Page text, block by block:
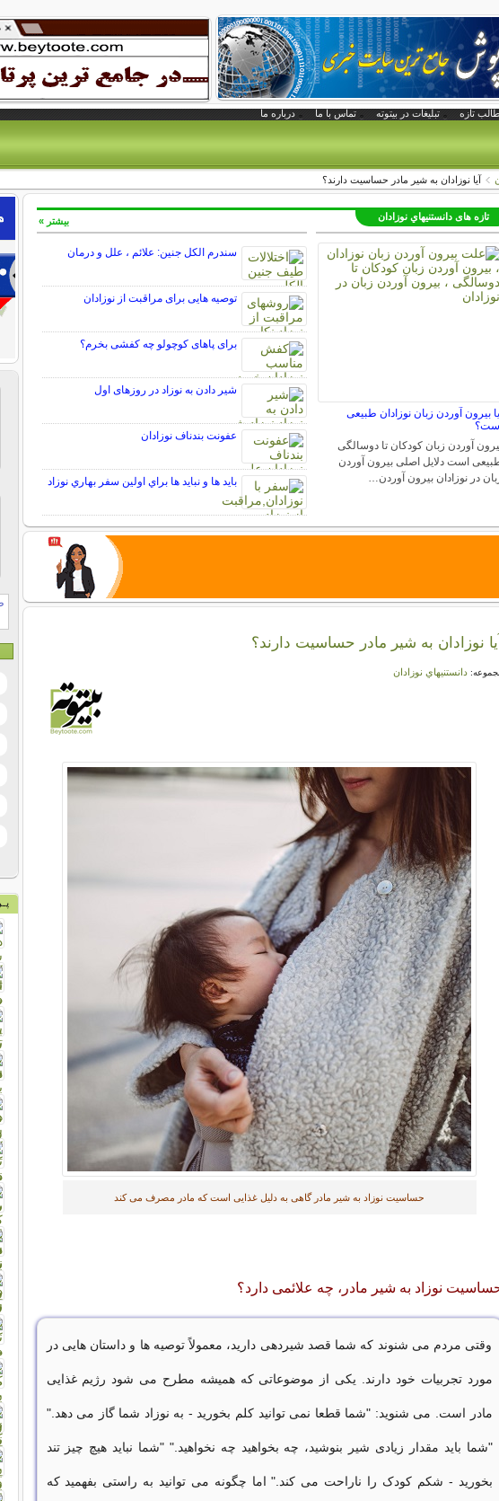
تازه تبلیغات در بیتوته تماس با ما درباره ما
آیا نوزادان به شیر مادر حساسیت دارند؟
تازه های دانستنيهاي نوزادان
آیا بیرون آوردن زبان نوزادان طبیعی
است؟
آوردن زبان کودکان تا دوسالگی
است دلایل اصلی بیرون آوردن
در نوزادان بیرون آوردن…
سندرم الکل جنین: علائم ، علل و درمان
توصیه هایی برای مراقبت از نوزادان
برای پاهای کوچولو چه کفشی بخرم؟
شیر دادن به نوزاد در روزهای اول
عفونت بندناف نوزادان
بايد ها و نبايد ها براي اولين سفر بهاري نوزاد
بیشتر »
آیا نوزادان به شیر مادر حساسیت دارند؟
دانستنيهاي نوزادان
حساسیت نوزاد به شیر مادر گاهی به دلیل غذایی است که مادر مصرف می کند
نوزاد به شیر مادر، چه علائمی دارد؟
وقتی مردم می شنوند که شما قصد شیردهی دارید، معمولاً توصیه ها و داستان هایی در
مورد تجربیات خود دارند. یکی از موضوعاتی که همیشه مطرح می شود رژیم غذایی
مادر است. می شنوید: "شما قطعا نمی توانید کلم بخورید - به نوزاد شما گاز می دهد."
"شما باید مقدار زیادی شیر بنوشید، چه بخواهید چه نخواهید." "شما نباید هیچ چیز تند
بخورید - شکم کودک را ناراحت می کند." اما چگونه می توانید به راستی بفهمید که